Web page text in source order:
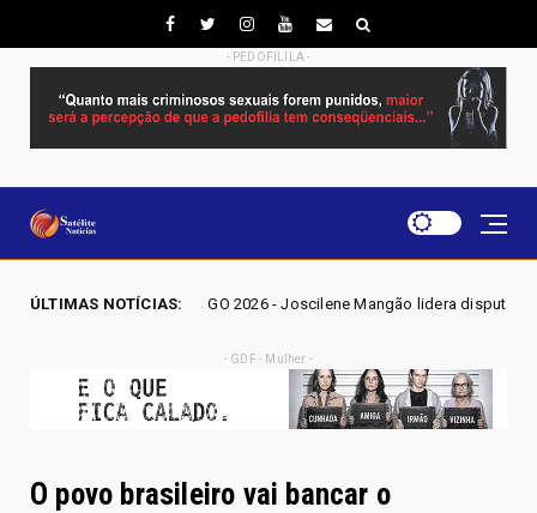
- PEDOFILILA -
ÚLTIMAS NOTÍCIAS:
GO 2026 - Joscilene Mangão lidera disputa por vaga na Alego em
- GDF - Mulher -
O povo brasileiro vai bancar o